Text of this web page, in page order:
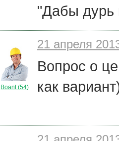
"Дабы дурь
Boant (54)
21 апреля
Вопрос о
как